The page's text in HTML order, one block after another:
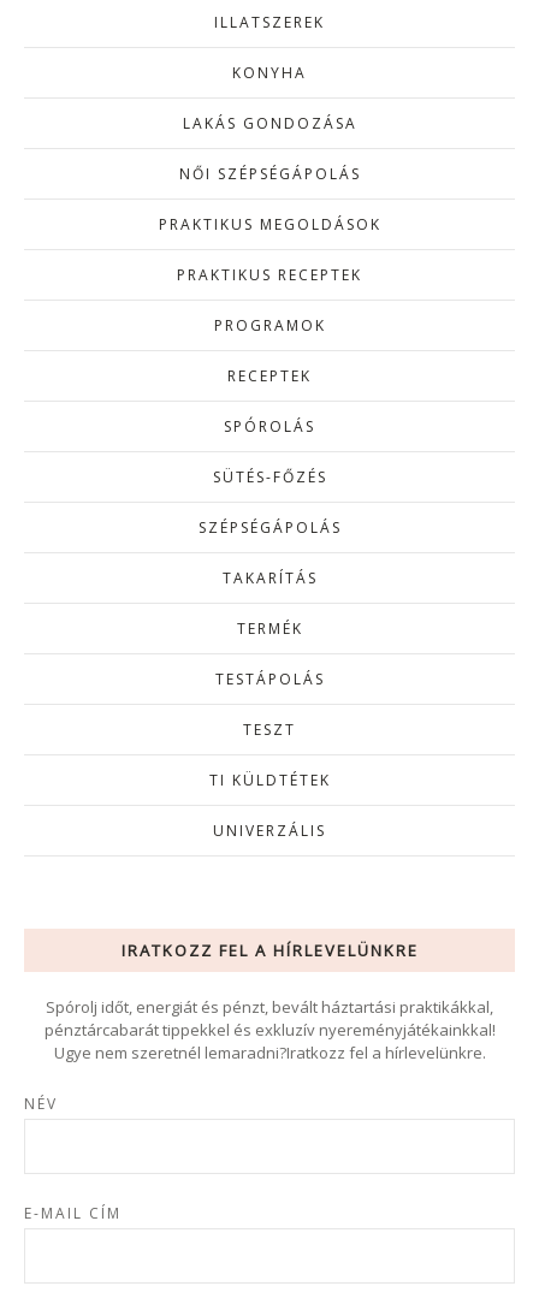
ILLATSZEREK
KONYHA
LAKÁS GONDOZÁSA
NŐI SZÉPSÉGÁPOLÁS
PRAKTIKUS MEGOLDÁSOK
PRAKTIKUS RECEPTEK
PROGRAMOK
RECEPTEK
SPÓROLÁS
SÜTÉS-FŐZÉS
SZÉPSÉGÁPOLÁS
TAKARÍTÁS
TERMÉK
TESTÁPOLÁS
TESZT
TI KÜLDTÉTEK
UNIVERZÁLIS
IRATKOZZ FEL A HÍRLEVELÜNKRE
Spórolj időt, energiát és pénzt, bevált háztartási praktikákkal,
pénztárcabarát tippekkel és exkluzív nyereményjátékainkkal!
Ugye nem szeretnél lemaradni?Iratkozz fel a hírlevelünkre.
NÉV
E-MAIL CÍM